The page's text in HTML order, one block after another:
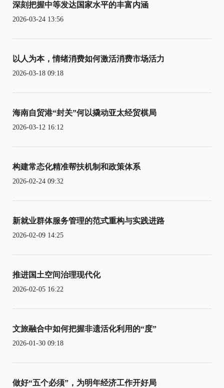
深刻把握中等发达国家水平的丰富内涵
2026-03-24 13:56
以人为本，情绪消费如何激活消费市场活力
2026-03-18 09:18
海南自贸港“封关”何以撬动亚太经贸棋局
2026-03-12 16:12
构建常态化精准帮扶机制和政策体系
2026-02-24 09:32
新就业群体服务管理的范式重构与实践进路
2026-02-09 14:25
推进国土空间治理现代化
2026-02-05 16:22
文旅融合中如何把握非遗活化利用的“度”
2026-01-30 09:18
做好“五个必须”，为明年经济工作开好局